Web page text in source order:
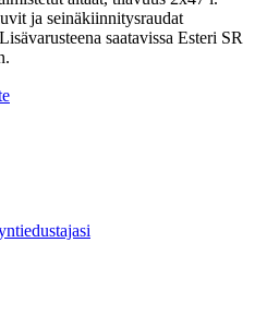
ja seinäkiinnitysraudat
saatavissa Esteri SR